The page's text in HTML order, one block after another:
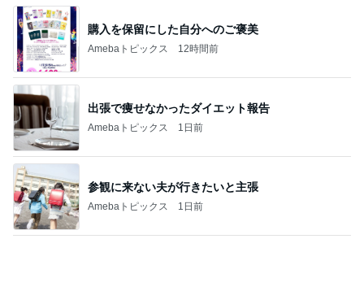
購入を保留にした自分へのご褒美
Amebaトピックス 12時間前
出張で痩せなかったダイエット報告
Amebaトピックス 1日前
参観に来ない夫が行きたいと主張
Amebaトピックス 1日前